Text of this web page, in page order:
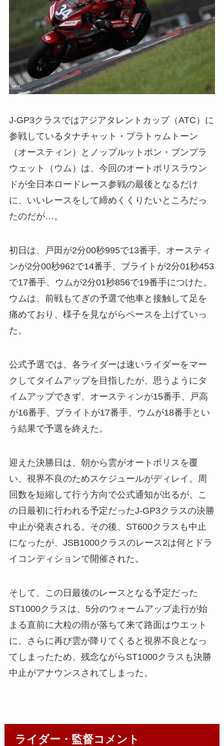
J-GP3クラスではアジアタレントカップ（ATC）に
参戦しているタナチャット・プラトゥムトーン
（オースティン）とノップルットポン・ブンプラ
ウェット（ウム）は、今回のオートポリスラウン
ドが全日本ロードレース参戦の最後となるだけ
に、いいレースをして締めくくりたいところだっ
たのだが…。
初日は、戸田が2分00秒995で13番手。オースティ
ンが2分00秒962で14番手、ブライトが2分01秒453
で17番手、ウムが2分01秒856で19番手につけた。
ウムは、前戦もてぎの予選で他車と接触して足を
痛めており、様子を見ながらペースを上げていっ
た。
公式予選では、各ライダーは速いライダーをマー
クしてタイムアップを目指したが、思うようにタ
イムアップできず、オースティンが15番手、戸高
が16番手、ブライトが17番手、ウムが18番手とい
う結果で予選を終えた。
迎えた決勝日は、朝から雲がオートポリスを覆
い、視界不良のためスケジュールがディレイ。周
回数を短縮して行う方向で公式通知が出るが、こ
の日最初に行われる予定だったJ-GP3クラスの決勝
中止が発表される。その後、ST600クラスも中止
になったが、JSB1000クラスのレース2は何とドラ
イコンディションで開催された。
そして、この日最後のレースとなる予定だった
ST1000クラスは、5分のウォームアップ走行が始
まる直前に大粒の雨が落ちて来て路面はウエット
に。さらに再び雲が降りてくると視界不良となっ
てしまったため、残念ながらST1000クラスも決勝
中止がアナウンスされてしまった。
ライダー・監督コメント